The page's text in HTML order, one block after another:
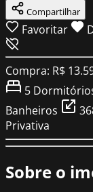
Compartilhar
Favoritar
Compra: R$
5
Banheiros
Privativa
Sobre o